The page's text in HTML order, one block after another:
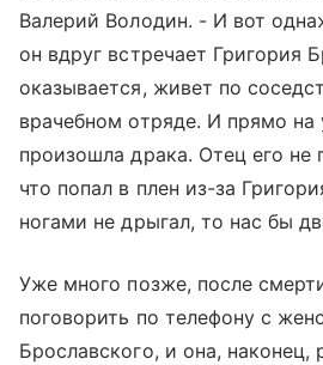
Валерий Володин. - И вот
он вдруг встречает Григория
оказывается, живет по
врачебном отряде. И прямо
произошла драка. Отец его не
что попал в плен из-за
ногами не дрыгал, то нас бы
Уже много позже, после
поговорить по телефону с
Брославского, и она, наконец,